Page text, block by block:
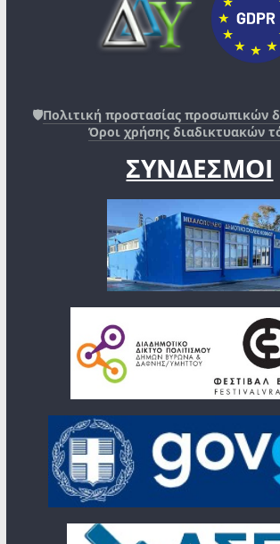
🛡️Πολιτική προστασίας προσωπικών
Όροι χρήσης διαδικτυακών
ΣΥΝΔΕΣΜΟΙ